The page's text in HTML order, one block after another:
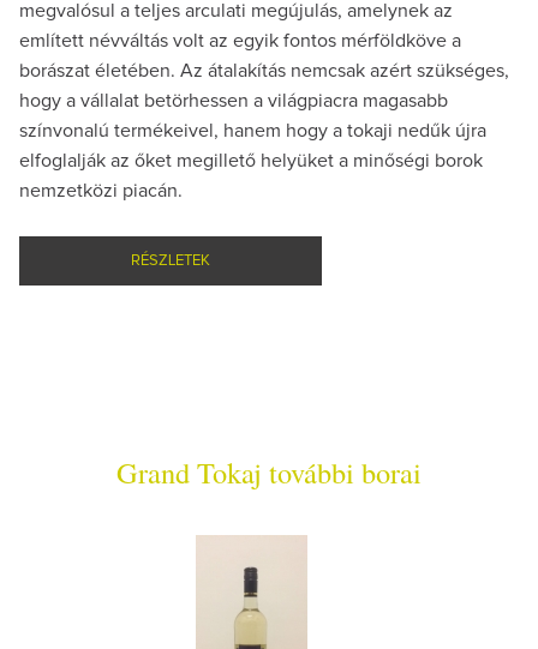
megvalósul a teljes arculati megújulás, amelynek az
említett névváltás volt az egyik fontos mérföldköve a
borászat életében. Az átalakítás nemcsak azért szükséges,
hogy a vállalat betörhessen a világpiacra magasabb
színvonalú termékeivel, hanem hogy a tokaji nedűk újra
elfoglalják az őket megillető helyüket a minőségi borok
nemzetközi piacán.
RÉSZLETEK
Grand Tokaj további borai